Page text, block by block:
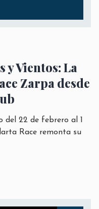
y Vientos: La
Zarpa desde
del 22 de febrero al 1
Race remonta su